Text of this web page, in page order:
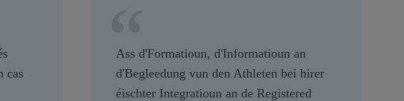
cas
Ass d'Formatioun, d'Informatioun an
d'Begleedung vun den Athleten bei hirer
éischter Integratioun an de Registered